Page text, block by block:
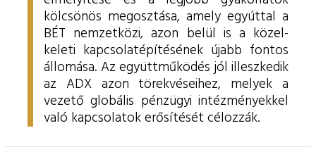
kölcsönös megosztása, amely egyúttal a
BÉT nemzetközi, azon belül is a közel-
keleti kapcsolatépítésének újabb fontos
állomása. Az együttműködés jól illeszkedik
az ADX azon törekvéseihez, melyek a
vezető globális pénzügyi intézményekkel
való kapcsolatok erősítését célozzák.